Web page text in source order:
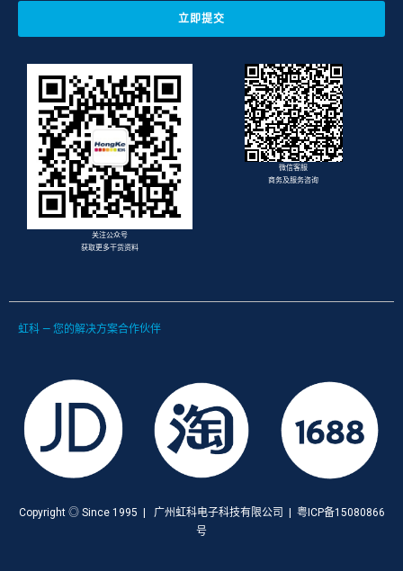
立即提交
关注公众号
获取更多干货资料
微信客服
商务及服务咨询
虹科 — 您的解决方案合作伙伴
Copyright ◎ Since 1995 | 广州虹科电子科技有限公司 | 粤ICP备15080866
号